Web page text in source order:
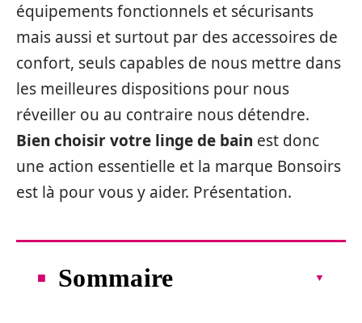
équipements fonctionnels et sécurisants
mais aussi et surtout par des accessoires de
confort, seuls capables de nous mettre dans
les meilleures dispositions pour nous
réveiller ou au contraire nous détendre.
Bien choisir votre linge de bain est donc
une action essentielle et la marque Bonsoirs
est là pour vous y aider. Présentation.
Sommaire